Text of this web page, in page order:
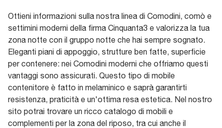
Ottieni informazioni sulla nostra linea di Comodini, comò e
settimini moderni della firma Cinquanta3 e valorizza la tua
zona notte con il gruppo notte che hai sempre sognato.
Eleganti piani di appoggio, strutture ben fatte, superficie
per contenere: nei Comodini moderni che offriamo questi
vantaggi sono assicurati. Questo tipo di mobile
contenitore è fatto in melaminico e saprà garantirti
resistenza, praticità e un'ottima resa estetica. Nel nostro
sito potrai trovare un ricco catalogo di mobili e
complementi per la zona del riposo, tra cui anche il